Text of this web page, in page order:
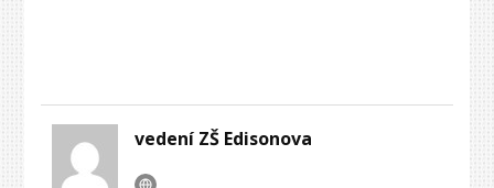
vedení ZŠ Edisonova